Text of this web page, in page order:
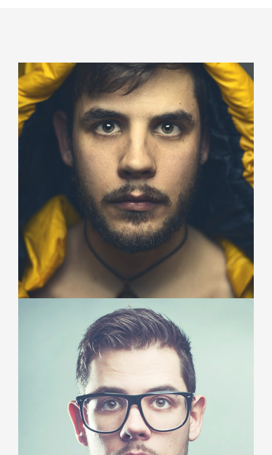
Project Manager
Duis aute irure dolor in reprehenderit in voluptate velit esse
cillum dolore eu fugiat nulla pariatur.